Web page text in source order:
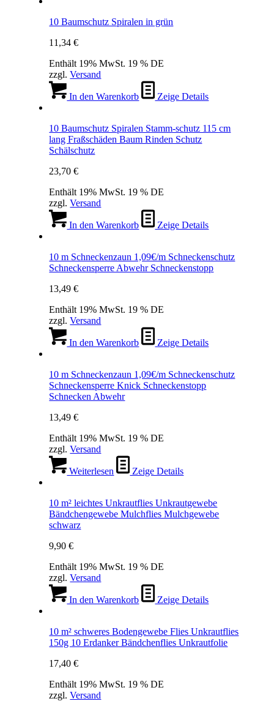
10 Baumschutz Spiralen in grün
11,34€
Enthält 19% MwSt. 19 % DE
zzgl.Versand
In den Warenkorb Zeige Details
10 Baumschutz Spiralen Stamm-schutz 115 cm
lang Fraßschäden Baum Rinden Schutz
Schälschutz
23,70€
Enthält 19% MwSt. 19 % DE
zzgl.Versand
In den Warenkorb Zeige Details
10 m Schneckenzaun 1,09€/m Schneckenschutz
Schneckensperre Abwehr Schneckenstopp
13,49€
Enthält 19% MwSt. 19 % DE
zzgl.Versand
In den Warenkorb Zeige Details
10 m Schneckenzaun 1,09€/m Schneckenschutz
Schneckensperre Knick Schneckenstopp
Schnecken Abwehr
13,49€
Enthält 19% MwSt. 19 % DE
zzgl.Versand
Weiterlesen Zeige Details
10 m² leichtes Unkrautflies Unkrautgewebe
Bändchengewebe Mulchflies Mulchgewebe
schwarz
9,90€
Enthält 19% MwSt. 19 % DE
zzgl.Versand
In den Warenkorb Zeige Details
10 m² schweres Bodengewebe Flies Unkrautflies
150g 10 Erdanker Bändchenflies Unkrautfolie
17,40€
Enthält 19% MwSt. 19 % DE
zzgl.Versand